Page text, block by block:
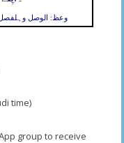
وعظ: الوصل وہلفصل،
time)
group to receive